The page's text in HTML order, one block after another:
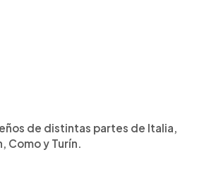
de distintas partes de Italia,
Como y Turín.